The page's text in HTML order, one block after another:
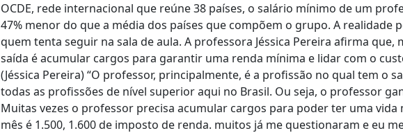
OCDE, rede internacional que reúne 38 países, o salário mínimo de um
47% menor do que a média dos países que compõem o grupo. A realidade
quem tenta seguir na sala de aula. A professora Jéssica Pereira afirma que,
saída é acumular cargos para garantir uma renda mínima e lidar com o
(Jéssica Pereira) “O professor, principalmente, é a profissão no qual tem o
todas as profissões de nível superior aqui no Brasil. Ou seja, o professor
Muitas vezes o professor precisa acumular cargos para poder ter uma vida
mês é 1.500, 1.600 de imposto de renda. muitos já me questionaram e eu